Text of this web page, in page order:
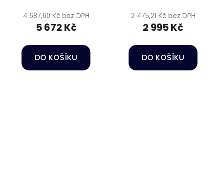
4 687,60 Kč bez DPH
5 672 Kč
DO KOŠÍKU
2 475,21 Kč bez DPH
2 995 Kč
DO KOŠÍKU